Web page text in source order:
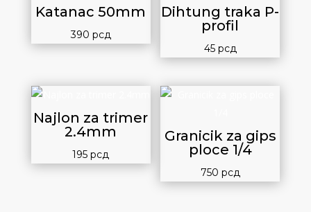
Katanac 50mm
390 рсд
Dihtung traka P-
profil
45 рсд
Najlon za trimer
2.4mm
195рсд
Granicik za gips
ploce 1/4
750 рсд